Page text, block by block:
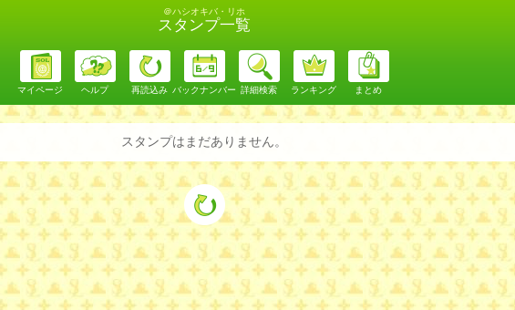
＠ハシオキバ・リホ
スタンプ一覧
マイページ ヘルプ 再読込み バックナンバー 詳細検索 ランキング まとめ
スタンプはまだありません。